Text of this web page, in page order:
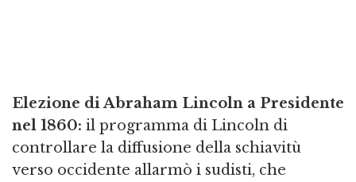
Elezione di Abraham Lincoln a Presidente
nel 1860: il programma di Lincoln di
controllare la diffusione della schiavitù
verso occidente allarmò i sudisti, che